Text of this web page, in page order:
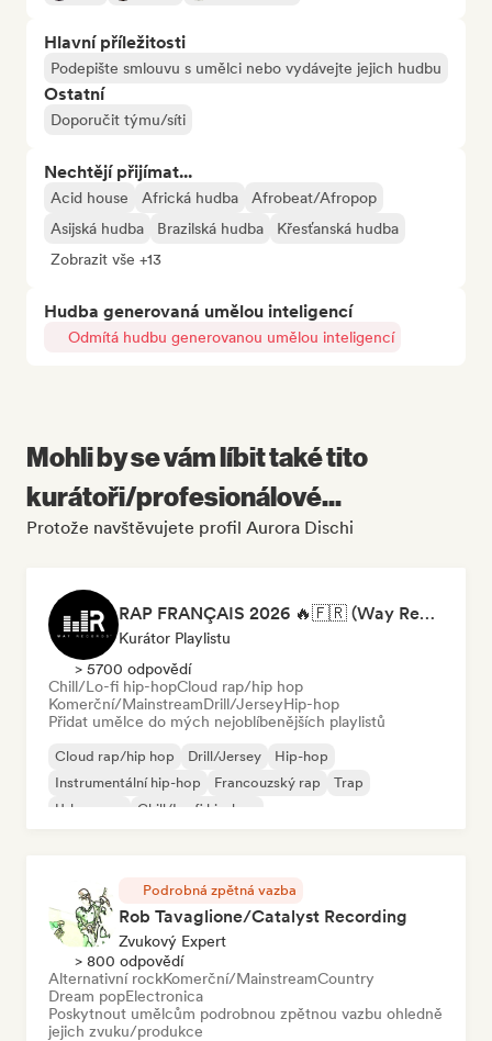
Hlavní příležitosti
Podepište smlouvu s umělci nebo vydávejte jejich hudbu
Ostatní
Doporučit týmu/síti
Nechtějí přijímat...
Acid house Africká hudba
Afrobeat/Afropop
Asijská hudba
Brazilská hudba
Křesťanská hudba
Zobrazit vše +13
Hudba generovaná umělou inteligencí
Odmítá hudbu generovanou umělou inteligencí
Mohli by se vám líbit také tito
kurátoři/profesionálové...
Protože navštěvujete profil Aurora Dischi
RAP FRANÇAIS 2026 🔥🇫🇷 (Way Records)
Kurátor Playlistu
> 5700 odpovědí
Chill/Lo-fi hip-hopCloud rap/hip hop
Komerční/MainstreamDrill/JerseyHip-hop
Přidat umělce do mých nejoblíbenějších playlistů
Cloud rap/hip hop Drill/Jersey
Hip-hop
Instrumentální hip-hop
Francouzský rap
Trap
Urban pop
Chill/Lo-fi hip-hop
Podrobná zpětná vazba
Rob Tavaglione/Catalyst Recording
Zvukový Expert
> 800 odpovědí
Alternativní rockKomerční/MainstreamCountry
Dream popElectronica
Poskytnout umělcům podrobnou zpětnou vazbu ohledně
jejich zvuku/produkce